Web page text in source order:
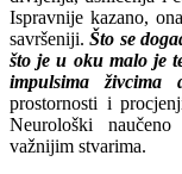
Ispravnije kazano,
savršeniji.Što se
što je u oku malo je
impulsima živcima
prostornosti i
Neurološki
važnijim stvarima.